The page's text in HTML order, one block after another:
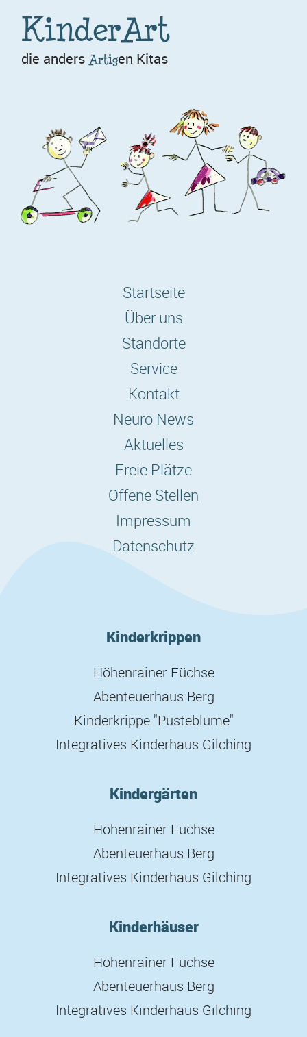
KinderArt
die anders Artigen Kitas
Startseite
Über uns
Standorte
Service
Kontakt
Neuro News
Aktuelles
Freie Plätze
Offene Stellen
Impressum
Datenschutz
Kinderkrippen
Höhenrainer Füchse
Abenteuerhaus Berg
Kinderkrippe "Pusteblume"
Integratives Kinderhaus Gilching
Kindergärten
Höhenrainer Füchse
Abenteuerhaus Berg
Integratives Kinderhaus Gilching
Kinderhäuser
Höhenrainer Füchse
Abenteuerhaus Berg
Integratives Kinderhaus Gilching